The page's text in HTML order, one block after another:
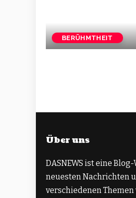
BERÜHMTHEIT
Über uns
DASNEWS ist eine
neuesten Nachrichten
verschiedenen Themen